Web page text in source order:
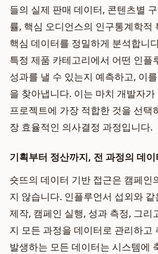
들의 실제 판매 데이터, 콘텐츠별
률, 핵심 오디언스의 인구통계학적
핵심 데이터를 정밀하게 분석합니
특정 제품 카테고리에서 어떤 인플
성과를 낼 수 있는지 예측하고, 이
을 찾아냅니다. 이는 마치 개발자
프로젝트에 가장 적합한 것을 선택
장 효율적인 의사결정 과정입니다.
기획부터 정산까지, 전 과정의 데
숏뜨의 데이터 기반 접근은 캠페인
지 않습니다. 인플루언서 섭외와
제작, 캠페인 실행, 성과 측정, 그리
지 모든 과정을 데이터로 관리하고
발생하는 모든 데이터는 시스템에